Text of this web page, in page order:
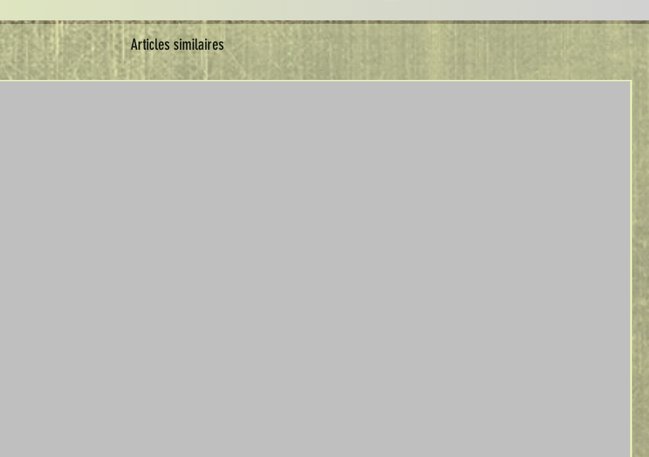
Articles similaires